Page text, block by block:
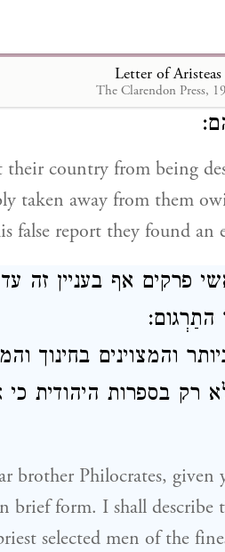
Letter of Aristeas
The Clarendon Press,
עבודת המחצבות ההן
ההיא אשר הוציאו
country from being
taken away from them
false report they found
פרקים אף בעניין זה
והמצוינים בחינוך
רק בספרות היהודית
brother Philocrates,
brief form. I shall
selected men of the